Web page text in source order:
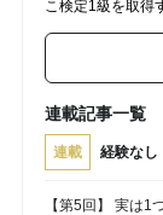
こ検定1級を取得
連載記事一覧
連載 経験なし
【第5回】 実は